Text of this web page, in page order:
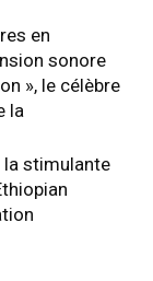
en
sonore
», le célèbre
la
la stimulante